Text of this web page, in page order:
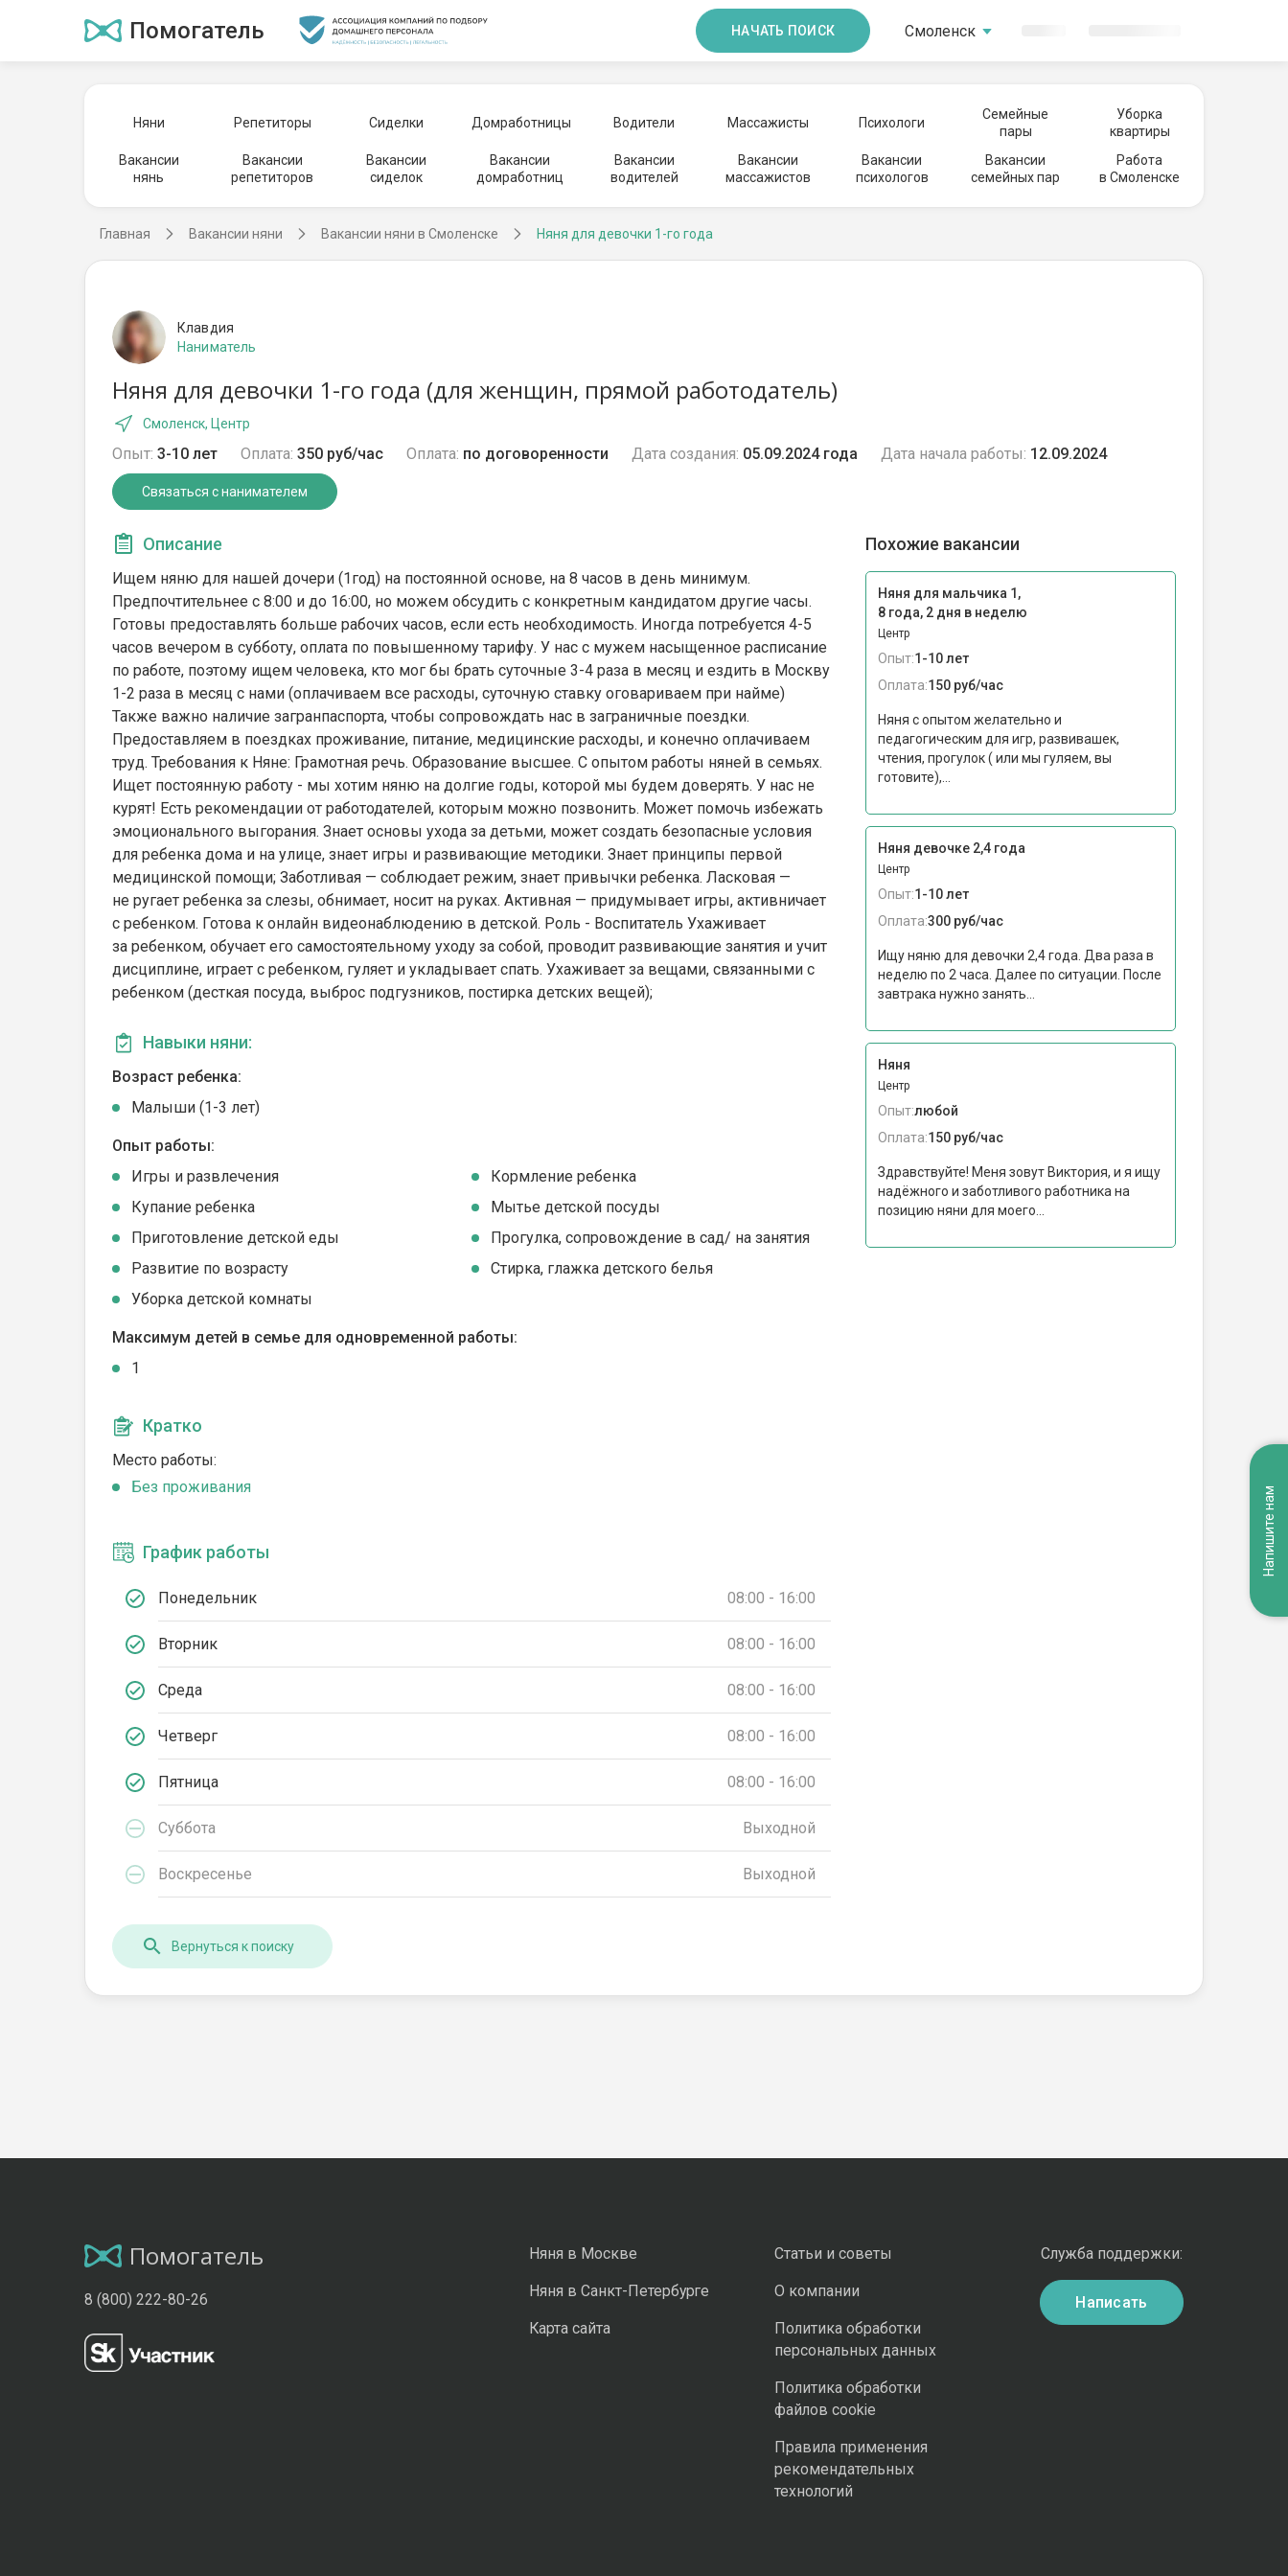
Помогатель НАЧАТЬ ПОИСК Смоленск
Няни Репетиторы Сиделки Домработницы Водители Массажисты Психологи
Семейные
пары
Уборка
квартиры
Вакансии
нянь
Вакансии
репетиторов
Вакансии
сиделок
Вакансии
домработниц
Вакансии
водителей
Вакансии
массажистов
Вакансии
психологов
Вакансии
семейных пар
Работа
в Смоленске
Главная Вакансии няни Вакансии няни в Смоленске Няня для девочки 1-го года
Клавдия
Наниматель
Няня для девочки 1-го года (для женщин, прямой работодатель)
Смоленск, Центр
Опыт: 3-10 лет Оплата: 350 руб/час Оплата: по договоренности Дата создания: 05.09.2024 года Дата начала работы: 12.09.2024
Связаться с нанимателем
Описание
Ищем няню для нашей дочери (1год) на постоянной основе, на 8 часов в день минимум.
Предпочтительнее с 8:00 и до 16:00, но можем обсудить с конкретным кандидатом другие часы.
Готовы предоставлять больше рабочих часов, если есть необходимость. Иногда потребуется 4-5
часов вечером в субботу, оплата по повышенному тарифу. У нас с мужем насыщенное расписание
по работе, поэтому ищем человека, кто мог бы брать суточные 3-4 раза в месяц и ездить в Москву
1-2 раза в месяц с нами (оплачиваем все расходы, суточную ставку оговариваем при найме)
Также важно наличие загранпаспорта, чтобы сопровождать нас в заграничные поездки.
Предоставляем в поездках проживание, питание, медицинские расходы, и конечно оплачиваем
труд. Требования к Няне: Грамотная речь. Образование высшее. С опытом работы няней в семьях.
Ищет постоянную работу - мы хотим няню на долгие годы, которой мы будем доверять. У нас не
курят! Есть рекомендации от работодателей, которым можно позвонить. Может помочь избежать
эмоционального выгорания. Знает основы ухода за детьми, может создать безопасные условия
для ребенка дома и на улице, знает игры и развивающие методики. Знает принципы первой
медицинской помощи; Заботливая — соблюдает режим, знает привычки ребенка. Ласковая —
не ругает ребенка за слезы, обнимает, носит на руках. Активная — придумывает игры, активничает
с ребенком. Готова к онлайн видеонаблюдению в детской. Роль - Воспитатель Ухаживает
за ребенком, обучает его самостоятельному уходу за собой, проводит развивающие занятия и учит
дисциплине, играет с ребенком, гуляет и укладывает спать. Ухаживает за вещами, связанными с
ребенком (десткая посуда, выброс подгузников, постирка детских вещей);
Навыки няни:
Возраст ребенка:
Малыши (1-3 лет)
Опыт работы:
Игры и развлечения
Кормление ребенка
Купание ребенка
Мытье детской посуды
Приготовление детской еды
Прогулка, сопровождение в сад/ на занятия
Развитие по возрасту
Стирка, глажка детского белья
Уборка детской комнаты
Максимум детей в семье для одновременной работы:
1
Кратко
Место работы:
Без проживания
График работы
Понедельник 08:00 - 16:00
Вторник 08:00 - 16:00
Среда 08:00 - 16:00
Четверг 08:00 - 16:00
Пятница 08:00 - 16:00
Суббота Выходной
Воскресенье Выходной
Похожие вакансии
Няня для мальчика 1,
8 года, 2 дня в неделю
Центр
Опыт:1-10 лет
Оплата:150 руб/час
Няня с опытом желательно и
педагогическим для игр, развивашек,
чтения, прогулок ( или мы гуляем, вы
готовите),...
Няня девочке 2,4 года
Центр
Опыт:1-10 лет
Оплата:300 руб/час
Ищу няню для девочки 2,4 года. Два раза в
неделю по 2 часа. Далее по ситуации. После
завтрака нужно занять...
Няня
Центр
Опыт:любой
Оплата:150 руб/час
Здравствуйте! Меня зовут Виктория, и я ищу
надёжного и заботливого работника на
позицию няни для моего...
Вернуться к поиску
Помогатель
8 (800) 222-80-26
Няня в Москве
Няня в Санкт-Петербурге
Карта сайта
Статьи и советы
О компании
Политика обработки
персональных данных
Политика обработки
файлов cookie
Правила применения
рекомендательных
технологий
Служба поддержки:
Написать
Напишите нам